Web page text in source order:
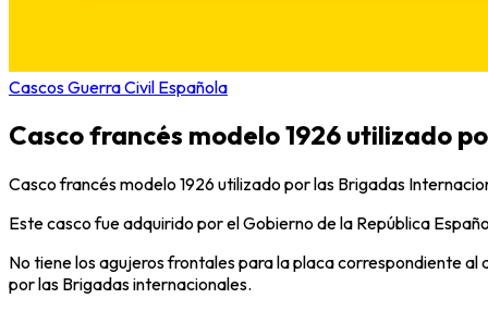
Cascos Guerra Civil Española
Casco francés modelo 1926 utilizado
Casco francés modelo 1926 utilizado por las Brigadas
Este casco fue adquirido por el Gobierno de la República
No tiene los agujeros frontales para la placa correspondiente
por las Brigadas internacionales.